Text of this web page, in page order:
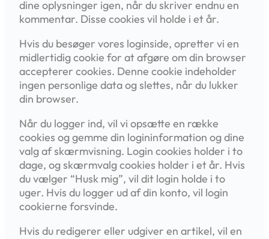
dine oplysninger igen, når du skriver endnu en
kommentar. Disse cookies vil holde i et år.
Hvis du besøger vores loginside, opretter vi en
midlertidig cookie for at afgøre om din browser
accepterer cookies. Denne cookie indeholder
ingen personlige data og slettes, når du lukker
din browser.
Når du logger ind, vil vi opsætte en række
cookies og gemme din logininformation og dine
valg af skærmvisning. Login cookies holder i to
dage, og skærmvalg cookies holder i et år. Hvis
du vælger “Husk mig”, vil dit login holde i to
uger. Hvis du logger ud af din konto, vil login
cookierne forsvinde.
Hvis du redigerer eller udgiver en artikel, vil en